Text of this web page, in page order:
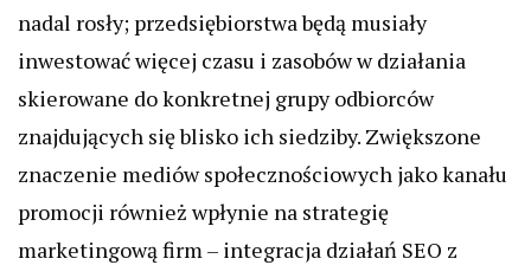
nadal rosły; przedsiębiorstwa będą musiały
inwestować więcej czasu i zasobów w działania
skierowane do konkretnej grupy odbiorców
znajdujących się blisko ich siedziby. Zwiększone
znaczenie mediów społecznościowych jako kanału
promocji również wpłynie na strategię
marketingową firm – integracja działań SEO z